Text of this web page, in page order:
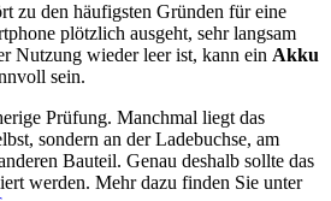
zu den häufigsten Gründen für eine
plötzlich ausgeht, sehr langsam
Nutzung wieder leer ist, kann ein Akku
sein.
Prüfung. Manchmal liegt das
sondern an der Ladebuchse, am
Bauteil. Genau deshalb sollte das
werden. Mehr dazu finden Sie unter